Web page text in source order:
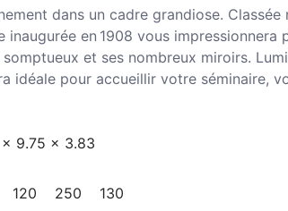
dans un cadre grandiose. Classée
inaugurée en 1908 vous impressionnera
et ses nombreux miroirs.
idéale pour accueillir votre séminaire,
9.75 x 3.83
120 250 130